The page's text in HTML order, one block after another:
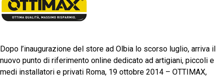
Dopo l’inaugurazione del store ad Olbia lo scorso luglio, arriva il
nuovo punto di riferimento online dedicato ad artigiani, piccoli e
medi installatori e privati Roma, 19 ottobre 2014 – OTTIMAX,